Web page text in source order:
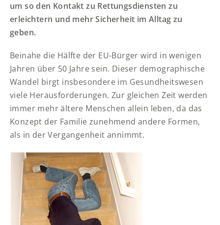
um so den Kontakt zu Rettungsdiensten zu
erleichtern und mehr Sicherheit im Alltag zu
geben.
Beinahe die Hälfte der EU-Bürger wird in wenigen
Jahren über 50 Jahre sein. Dieser demographische
Wandel birgt insbesondere im Gesundheitswesen
viele Herausforderungen. Zur gleichen Zeit werden
immer mehr ältere Menschen allein leben, da das
Konzept der Familie zunehmend andere Formen,
als in der Vergangenheit annimmt.